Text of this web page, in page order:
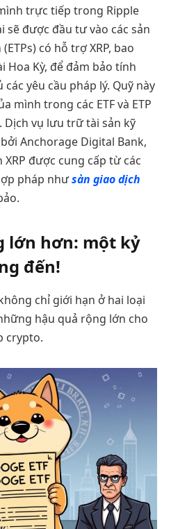
trực tiếp trong Ripple
được đầu tư vào các sản
có hỗ trợ XRP, bao
Hoa Kỳ, để đảm bảo tính
yêu cầu pháp lý. Quỹ này
mình trong các ETF và ETP
Dịch vụ lưu trữ tài sản kỹ
Anchorage Digital Bank,
được cung cấp từ các
pháp nhưsàn giao dịch
lớn hơn: một kỷ
đến!
chỉ giới hạn ở hai loại
hậu quả rộng lớn cho
crypto.